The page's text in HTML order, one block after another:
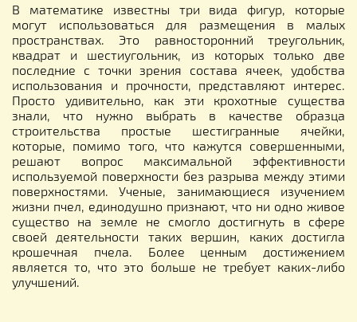
В математике известны три вида фигур, которые
могут использоваться для размещения в малых
пространствах. Это равносторонний треугольник,
квадрат и шестиугольник, из которых только две
последние с точки зрения состава ячеек, удобства
использования и прочности, представляют интерес.
Просто удивительно, как эти крохотные существа
знали, что нужно выбрать в качестве образца
строительства простые шестигранные ячейки,
которые, помимо того, что кажутся совершенными,
решают вопрос максимальной эффективности
используемой поверхности без разрыва между этими
поверхностями. Ученые, занимающиеся изучением
жизни пчел, единодушно признают, что ни одно живое
существо на земле не смогло достигнуть в сфере
своей деятельности таких вершин, каких достигла
крошечная пчела. Более ценным достижением
является то, что это больше не требует каких-либо
улучшений.